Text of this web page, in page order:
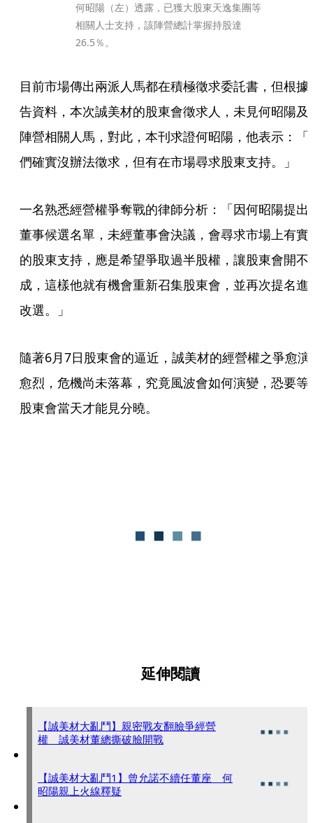
何昭陽（左）透露，已獲大股東天逸集團等
相關人士支持，該陣營總計掌握持股達
26.5％。
目前市場傳出兩派人馬都在積極徵求委託書，但根據
告資料，本次誠美材的股東會徵求人，未見何昭陽及
陣營相關人馬，對此，本刊求證何昭陽，他表示：「
們確實沒辦法徵求，但有在市場尋求股東支持。」
一名熟悉經營權爭奪戰的律師分析：「因何昭陽提出
董事候選名單，未經董事會決議，會尋求市場上有實
的股東支持，應是希望爭取過半股權，讓股東會開不
成，這樣他就有機會重新召集股東會，並再次提名進
改選。」
隨著6月7日股東會的逼近，誠美材的經營權之爭愈演
愈烈，危機尚未落幕，究竟風波會如何演變，恐要等
股東會當天才能見分曉。
延伸閱讀
【誠美材大亂鬥】親密戰友翻臉爭經營
權 誠美材董總撕破臉開戰
【誠美材大亂鬥1】曾允諾不續任董座 何
昭陽親上火線釋疑